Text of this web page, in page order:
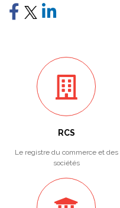
RCS
Le registre du commerce et des
sociétés